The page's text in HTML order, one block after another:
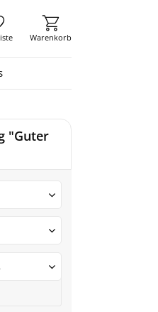
Warenkorb
"Guter